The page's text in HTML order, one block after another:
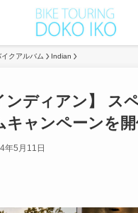
イクアルバム Indian
ンディアン】 ス
キャンペーンを
年5月11日